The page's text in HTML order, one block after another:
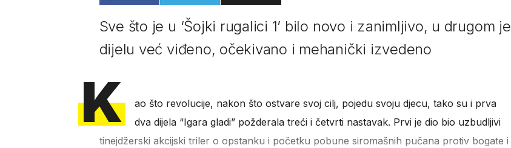
Sve što je u ‘Šojki rugalici 1’ bilo novo i zanimljivo, u drugom je
dijelu već viđeno, očekivano i mehanički izvedeno
K
ao što revolucije, nakon što ostvare svoj cilj, pojedu svoju djecu, tako su i prva
dva dijela “Igara gladi” požderala treći i četvrti nastavak. Prvi je dio bio uzbudljivi
tinejdžerski akcijski triler o opstanku i početku pobune siromašnih pučana protiv bogate i